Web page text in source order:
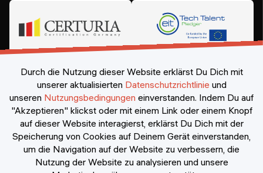
©2026Constructor Nexademy. Alle Rechte vorbehalten
Durch die Nutzung dieser Website erklärst Du Dich mit
unserer aktualisierten Datenschutzrichtlinie und
unseren Nutzungsbedingungen einverstanden. Indem Du auf
"Akzeptieren" klickst oder mit einem Link oder einem Knopf
auf dieser Website interagierst, erklärst Du Dich mit der
Speicherung von Cookies auf Deinem Gerät einverstanden,
um die Navigation auf der Website zu verbessern, die
Nutzung der Website zu analysieren und unsere